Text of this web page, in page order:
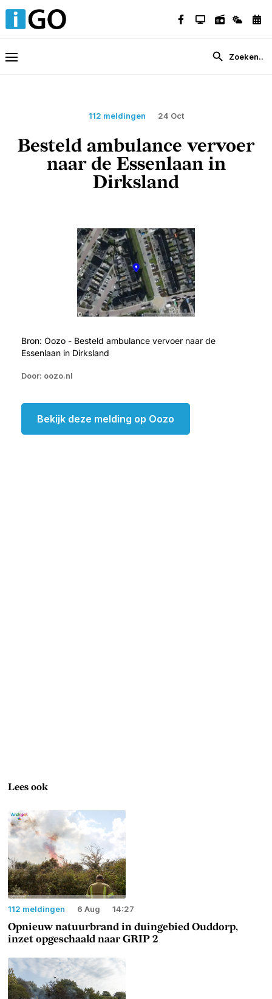
112 meldingen 24 Oct
Besteld ambulance vervoer
naar de Essenlaan in
Dirksland
Bron: Oozo - Besteld ambulance vervoer naar de
Essenlaan in Dirksland
Door: oozo.nl
Bekijk deze melding op Oozo
Lees ook
112 meldingen 6 Aug 14:27
Opnieuw natuurbrand in duingebied Ouddorp,
inzet opgeschaald naar GRIP 2